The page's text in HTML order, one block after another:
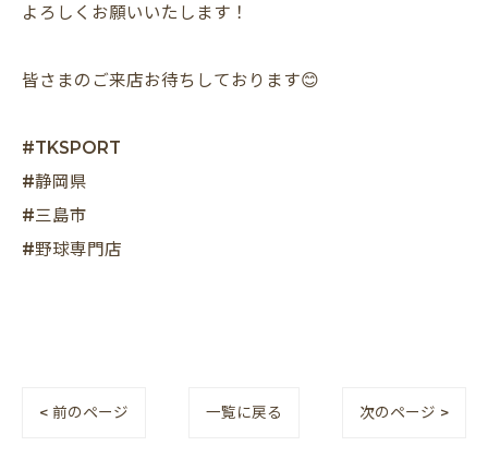
よろしくお願いいたします！
皆さまのご来店お待ちしております😊
#TKSPORT
#静岡県
#三島市
#野球専門店
< 前のページ 一覧に戻る 次のページ >